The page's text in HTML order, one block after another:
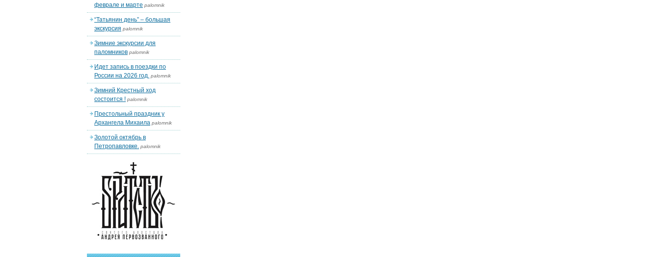
феврале и марте palomnik
“Татьянин день” – большая
экскурсия palomnik
Зимние экскурсии для
паломников palomnik
Идет запись в поездки по
России на 2026 год. palomnik
Зимний Крестный ход
состоится ! palomnik
Престольный праздник у
Архангела Михаила palomnik
Золотой октябрь в
Петропавловке. palomnik